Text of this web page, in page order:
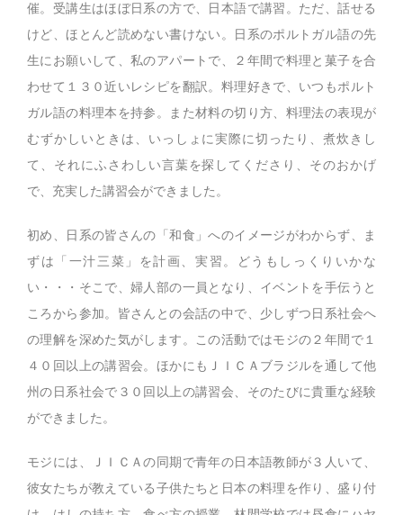
催。受講生はほぼ日系の方で、日本語で講習。ただ、話せる
けど、ほとんど読めない書けない。日系のポルトガル語の先
生にお願いして、私のアパートで、２年間で料理と菓子を合
わせて１３０近いレシピを翻訳。料理好きで、いつもポルト
ガル語の料理本を持参。また材料の切り方、料理法の表現が
むずかしいときは、いっしょに実際に切ったり、煮炊きし
て、それにふさわしい言葉を探してくださり、そのおかげ
で、充実した講習会ができました。
初め、日系の皆さんの「和食」へのイメージがわからず、ま
ずは「一汁三菜」を計画、実習。どうもしっくりいかな
い・・・そこで、婦人部の一員となり、イベントを手伝うと
ころから参加。皆さんとの会話の中で、少しずつ日系社会へ
の理解を深めた気がします。この活動ではモジの２年間で１
４０回以上の講習会。ほかにもＪＩＣＡブラジルを通して他
州の日系社会で３０回以上の講習会、そのたびに貴重な経験
ができました。
モジには、ＪＩＣＡの同期で青年の日本語教師が３人いて、
彼女たちが教えている子供たちと日本の料理を作り、盛り付